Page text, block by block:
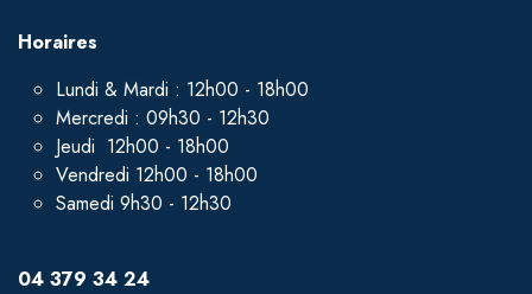
Horaires
Lundi & Mardi : 12h00 - 18h00
Mercredi : 09h30 - 12h30
Jeudi 12h00 - 18h00
Vendredi 12h00 - 18h00
Samedi 9h30 - 12h30
04 379 34 24